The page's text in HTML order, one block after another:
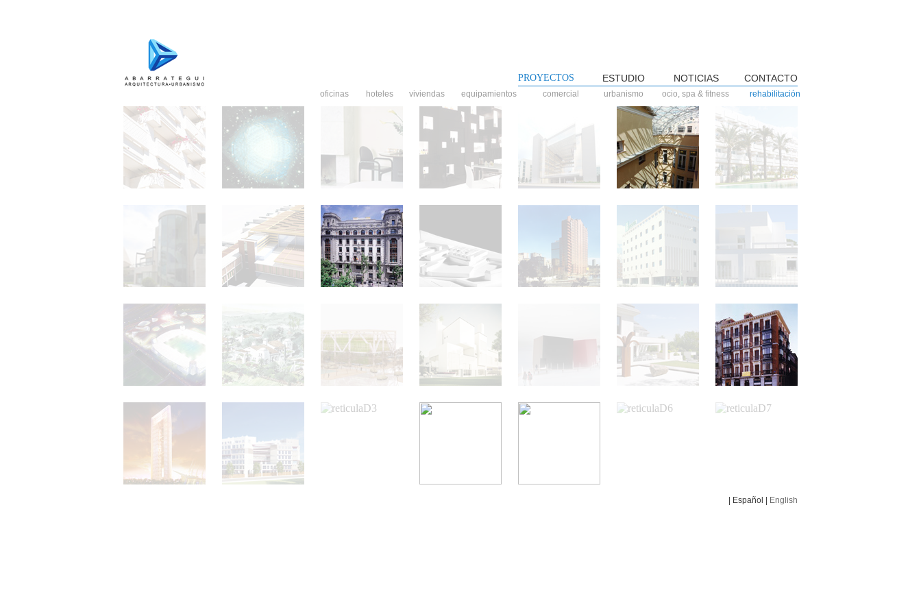
PROYECTOS ESTUDIO NOTICIAS CONTACTO
oficinas hoteles viviendas equipamientos comercial urbanismo ocio, spa & fitness rehabilitación
| Español | English